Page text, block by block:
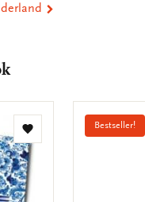
Toevoegen
aan
verlanglijst
Bestseller!